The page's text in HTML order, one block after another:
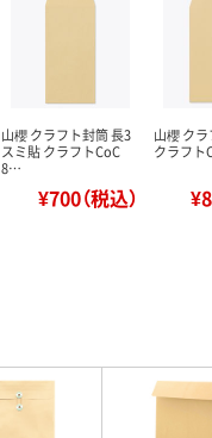
山櫻 クラフト封筒 長3
スミ貼 クラフトCoC
8…
¥700（税込）
山櫻 ク
クラフト